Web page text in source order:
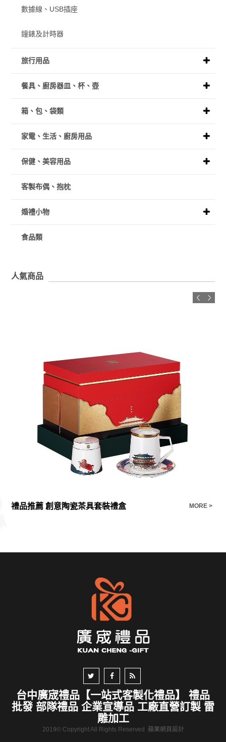
數據線、USB插座
鐘錶及計時器
旅行用品
餐具、廚房器皿、杯、壺
箱、包、袋類
家電、生活、廚房用品
保健、美容用品
客製布偶、抱枕
婚禮小物
食品類
人氣商品
禮品推薦 創意陶瓷茶具套裝禮盒 MORE >
台中廣宬禮品【一站式客製化禮品】 禮品
批發 部隊禮品 企業宣導品 工廠直營訂製 雷
雕加工
2019© Copyright All Rights Reserved 蘋果網頁設計